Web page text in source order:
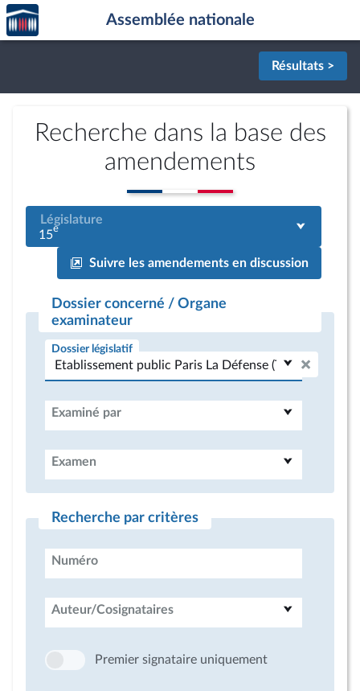
Aller au contenu
Aller en bas de la page
Accèder
à la
page
Assemblée nationale
Résultats >
Recherche dans la base des
amendements
Législature
15e
Suivre les amendements en discussion
Dossier concerné / Organe
examinateur
Dossier législatif
Examiné par
Examen
Recherche par critères
Numéro
Auteur/Cosignataires
Premier signataire uniquement